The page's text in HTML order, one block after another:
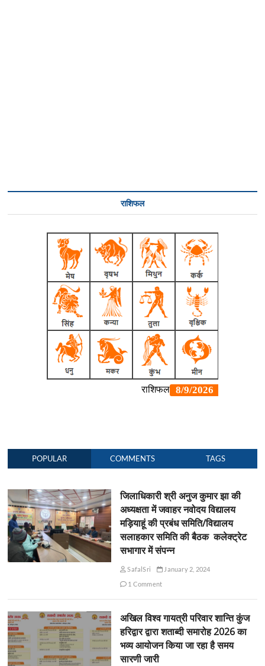
राशिफल
POPULAR COMMENTS TAGS
जिलाधिकारी श्री अनुज कुमार झा की
अध्यक्षता में जवाहर नवोदय विद्यालय
मड़ियाहूं की प्रबंध समिति/विद्यालय
सलाहकार समिति की बैठक कलेक्ट्रेट
सभागार में संपन्न
SafalSri
January 2, 2024
1 Comment
अखिल विश्व गायत्री परिवार शान्ति कुंज
हरिद्वार द्वारा शताब्दी समारोह 2026 का
भव्य आयोजन किया जा रहा है समय
सारणी जारी